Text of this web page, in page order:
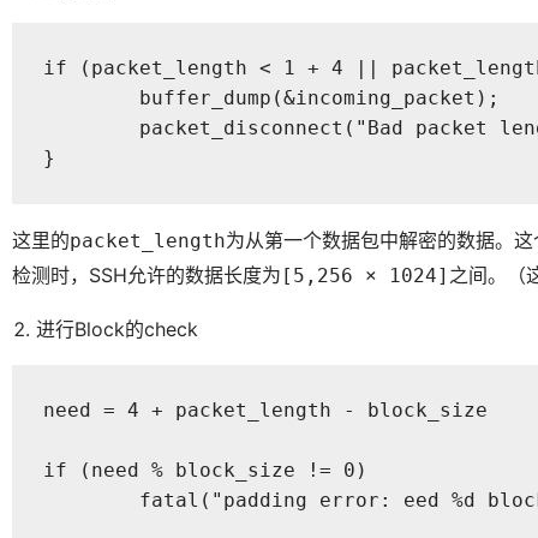
if (packet_length < 1 + 4 ||
}
这里的packet_length为从第一个数据包中解密的数据。
检测时，SSH允许的数据长度为 [5,256 × 1024] 之间。（
进行Block的check
need = 4 + packet_length - block_size
if (need % block_size != 0)
fatal("padding error: eed %d